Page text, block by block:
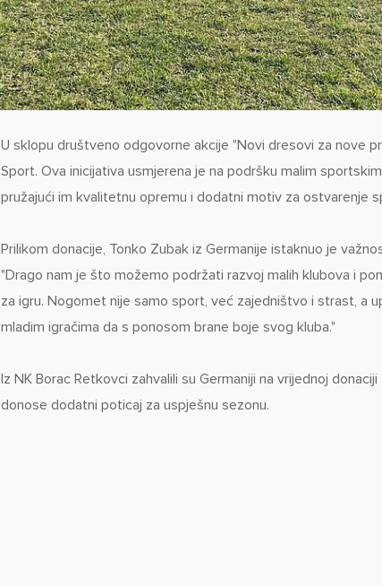
U sklopu društveno odgovorne akcije "Novi dresovi za nove
Sport. Ova inicijativa usmjerena je na podršku malim
pružajući im kvalitetnu opremu i dodatni motiv za ostvarenje
Prilikom donacije, Tonko Zubak iz Germanije istaknuo je
"Drago nam je što možemo podržati razvoj malih klubova i
za igru. Nogomet nije samo sport, već zajedništvo i strast, a
mladim igračima da s ponosom brane boje svog kluba."
Iz NK Borac Retkovci zahvalili su Germaniji na vrijednoj
donose dodatni poticaj za uspješnu sezonu.